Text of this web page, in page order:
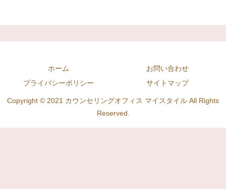
ホーム
お問い合わせ
プライバシーポリシー
サイトマップ
Copyright © 2021 カウンセリングオフィス マイスタイル All Rights
Reserved.